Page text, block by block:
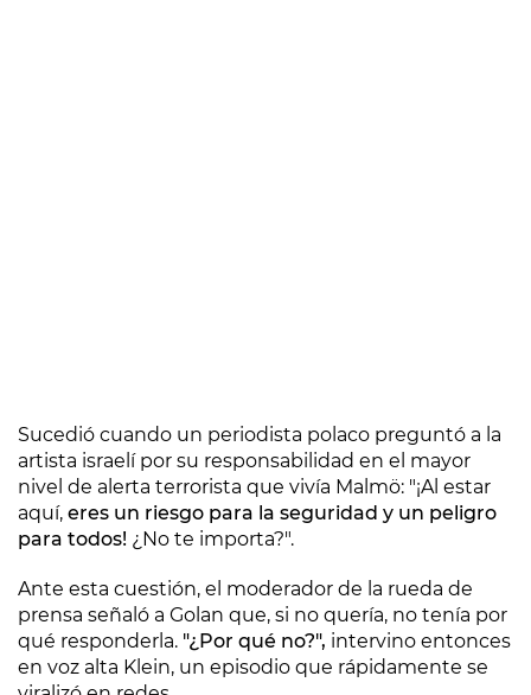
Sucedió cuando un periodista polaco preguntó a la
artista israelí por su responsabilidad en el mayor
nivel de alerta terrorista que vivía Malmö: "¡Al estar
aquí, eres un riesgo para la seguridad y un peligro
para todos! ¿No te importa?".
Ante esta cuestión, el moderador de la rueda de
prensa señaló a Golan que, si no quería, no tenía por
qué responderla. "¿Por qué no?", intervino entonces
en voz alta Klein, un episodio que rápidamente se